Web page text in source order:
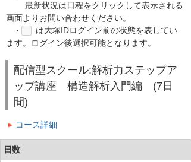
最新状況は日程をクリックして表示される
画面よりお問い合わせください。
・
は大塚IDログイン前の状態を表してい
ます。ログイン後選択可能となります。
配信型スクール:解析力ステップア
ップ講座 構造解析入門編 (7日
間)
コース詳細
日数